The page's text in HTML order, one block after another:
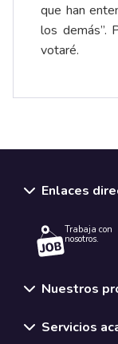
que han
los demás”.
votaré.
Enlaces
Trabaja con
nosotros.
Nuestros
Servicios